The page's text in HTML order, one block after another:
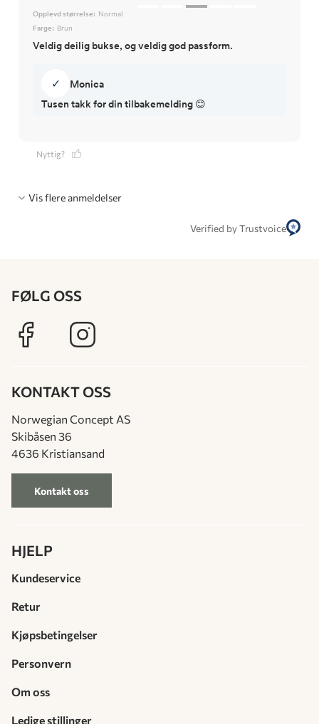
Opplevd størrelse: Normal
Farge: Brun
Veldig deilig bukse, og veldig god passform.
✓
Monica
Tusen takk for din tilbakemelding 😊
Nyttig?
Vis flere anmeldelser
Verified by Trustvoice
FØLG OSS
KONTAKT OSS
Norwegian Concept AS
Skibåsen 36
4636 Kristiansand
Kontakt oss
HJELP
Kundeservice
Retur
Kjøpsbetingelser
Personvern
Om oss
Ledige stillinger